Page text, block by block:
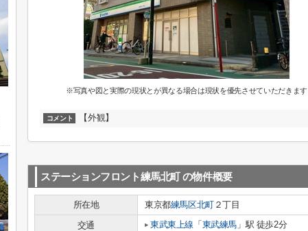
※写真や図と実際の現状とが異なる場合は現状を優先させていただきます
コメント 【外観】
ステーションフロント練馬北町の物件概要
所在地 東京都練馬区北町２丁目
交通
東武東上線 「 東武練馬 」駅 徒歩2分